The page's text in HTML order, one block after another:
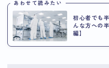
あわせて読みたい
初心者でも
んな方への
編】